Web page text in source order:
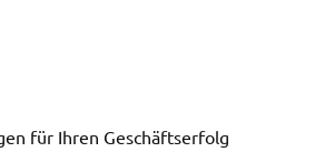
für Ihren Geschäftserfolg